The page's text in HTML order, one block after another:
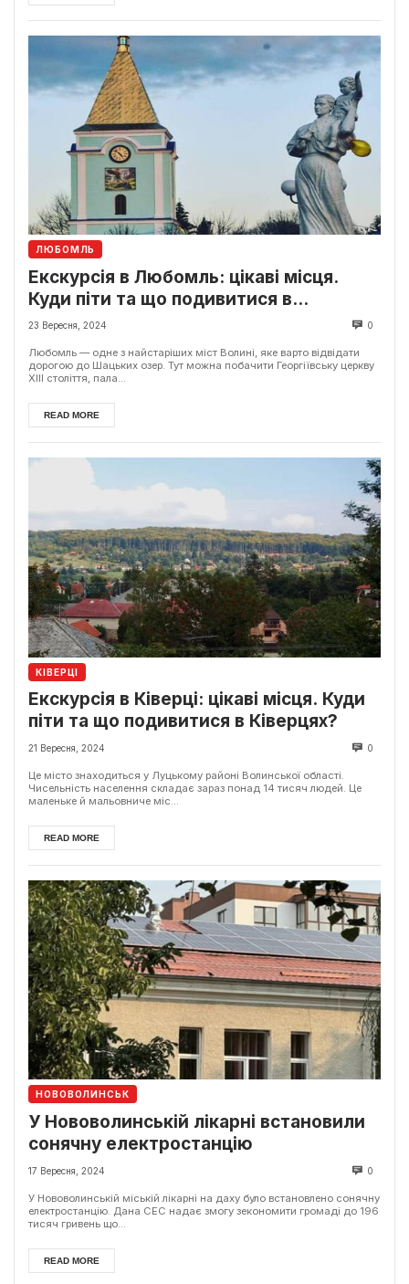
ЛЮБОМЛЬ
Екскурсія в Любомль: цікаві місця.
Куди піти та що подивитися в
Любомлі?
23 Вересня, 2024 0
Любомль — одне з найстаріших міст Волині, яке варто відвідати
дорогою до Шацьких озер. Тут можна побачити Георгіївську церкву
XIII століття, пала...
READ MORE
КІВЕРЦІ
Екскурсія в Ківерці: цікаві місця. Куди
піти та що подивитися в Ківерцях?
21 Вересня, 2024 0
Це місто знаходиться у Луцькому районі Волинської області.
Чисельність населення складає зараз понад 14 тисяч людей. Це
маленьке й мальовниче міс...
READ MORE
НОВОВОЛИНСЬК
У Нововолинській лікарні встановили
сонячну електростанцію
17 Вересня, 2024 0
У Нововолинській міській лікарні на даху було встановлено сонячну
електростанцію. Дана СЕС надає змогу зекономити громаді до 196
тисяч гривень що...
READ MORE